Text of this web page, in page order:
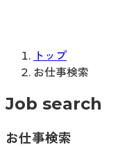
トップ
お仕事検索
Job search
お仕事検索